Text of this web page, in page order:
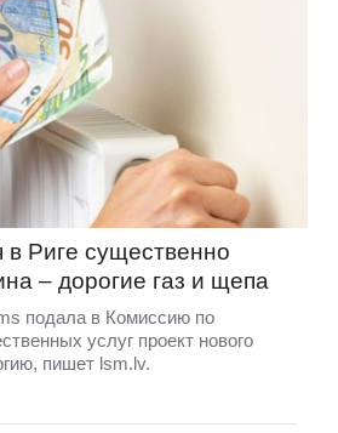
Риге существенно
– дорогие газ и щепа
подала в Комиссию по
услуг проект нового
пишет lsm.lv.